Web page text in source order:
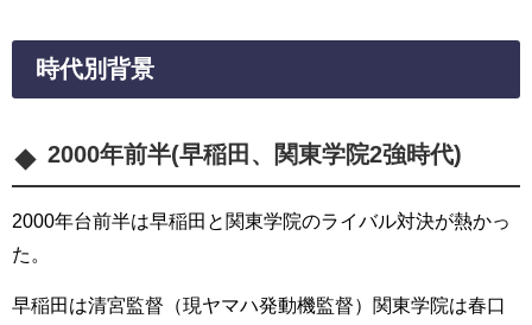
時代別背景
2000年前半(早稲田、関東学院2強時代)
2000年台前半は早稲田と関東学院のライバル対決が熱かっ
た。
早稲田は清宮監督（現ヤマハ発動機監督）関東学院は春口